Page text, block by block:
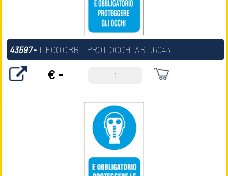
43597- T.ECO OBBL.PROT.OCCHI ART.6043
€ -